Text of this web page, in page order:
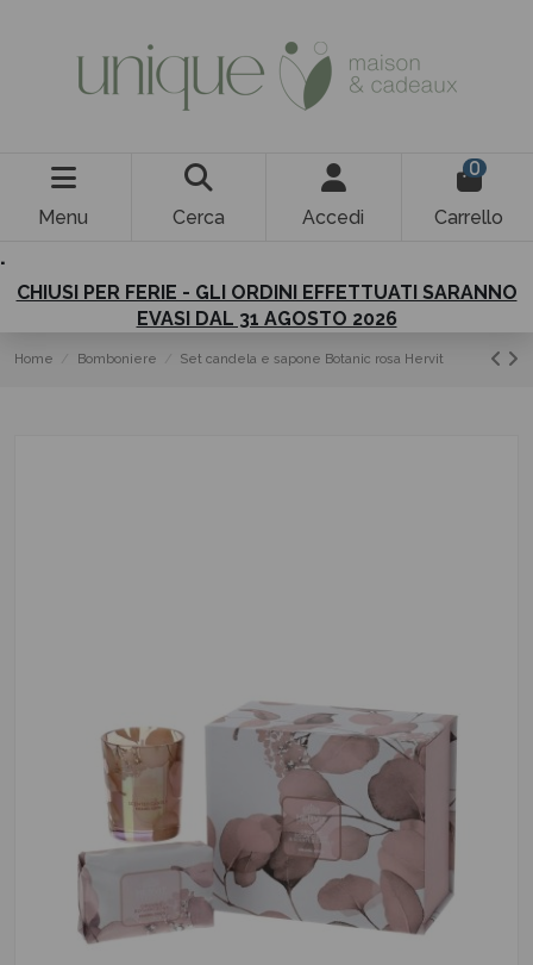
Menu Cerca Accedi
0
Carrello
.
CHIUSI PER FERIE - GLI ORDINI EFFETTUATI SARANNO
EVASI DAL 31 AGOSTO 2026
Home Bomboniere Set candela e sapone Botanic rosa Hervit